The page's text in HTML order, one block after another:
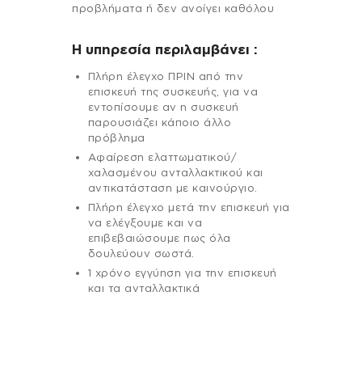
προβλήματα ή δεν ανοίγει καθόλου
H υπηρεσία περιλαμβάνει :
Πλήρη έλεγχο ΠΡΙΝ από την
επισκευή της συσκευής, για να
εντοπίσουμε αν η συσκευή
παρουσιάζει κάποιο άλλο
πρόβλημα
Αφαίρεση ελαττωματικού/
χαλασμένου ανταλλακτικού και
αντικατάσταση με καινούργιο.
Πλήρη έλεγχο μετά την επισκευή για
να ελέγξουμε και να
επιβεβαιώσουμε πως όλα
δουλεύουν σωστά.
1 χρόνο εγγύηση για την επισκευή
και τα ανταλλακτικά